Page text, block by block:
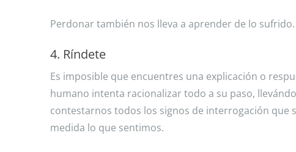
Perdonar también nos lleva a aprender de lo sufrido.
4. Ríndete
Es imposible que encuentres una explicación o
humano intenta racionalizar todo a su paso,
contestarnos todos los signos de interrogación
medida lo que sentimos.